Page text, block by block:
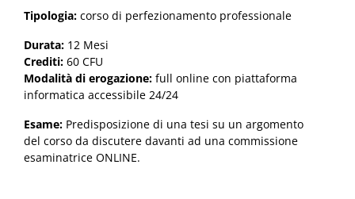
Tipologia: corso di perfezionamento professionale
Durata: 12 Mesi
Crediti: 60 CFU
Modalità di erogazione: full online con piattaforma
informatica accessibile 24/24
Esame: Predisposizione di una tesi su un argomento
del corso da discutere davanti ad una commissione
esaminatrice ONLINE.